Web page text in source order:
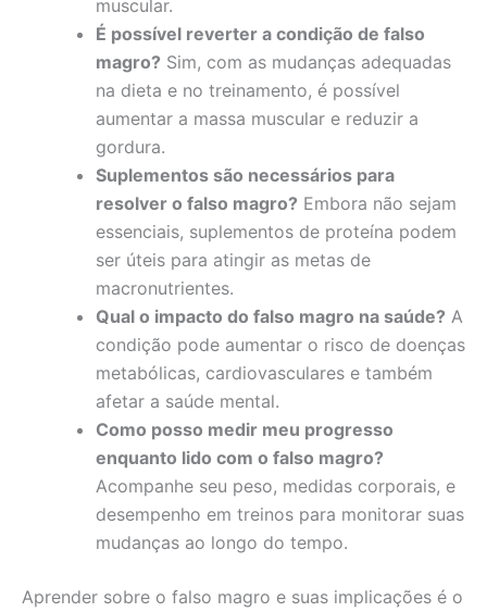
muscular.
É possível reverter a condição de falso
magro? Sim, com as mudanças adequadas
na dieta e no treinamento, é possível
aumentar a massa muscular e reduzir a
gordura.
Suplementos são necessários para
resolver o falso magro? Embora não sejam
essenciais, suplementos de proteína podem
ser úteis para atingir as metas de
macronutrientes.
Qual o impacto do falso magro na saúde? A
condição pode aumentar o risco de doenças
metabólicas, cardiovasculares e também
afetar a saúde mental.
Como posso medir meu progresso
enquanto lido com o falso magro?
Acompanhe seu peso, medidas corporais, e
desempenho em treinos para monitorar suas
mudanças ao longo do tempo.
Aprender sobre o falso magro e suas implicações é o